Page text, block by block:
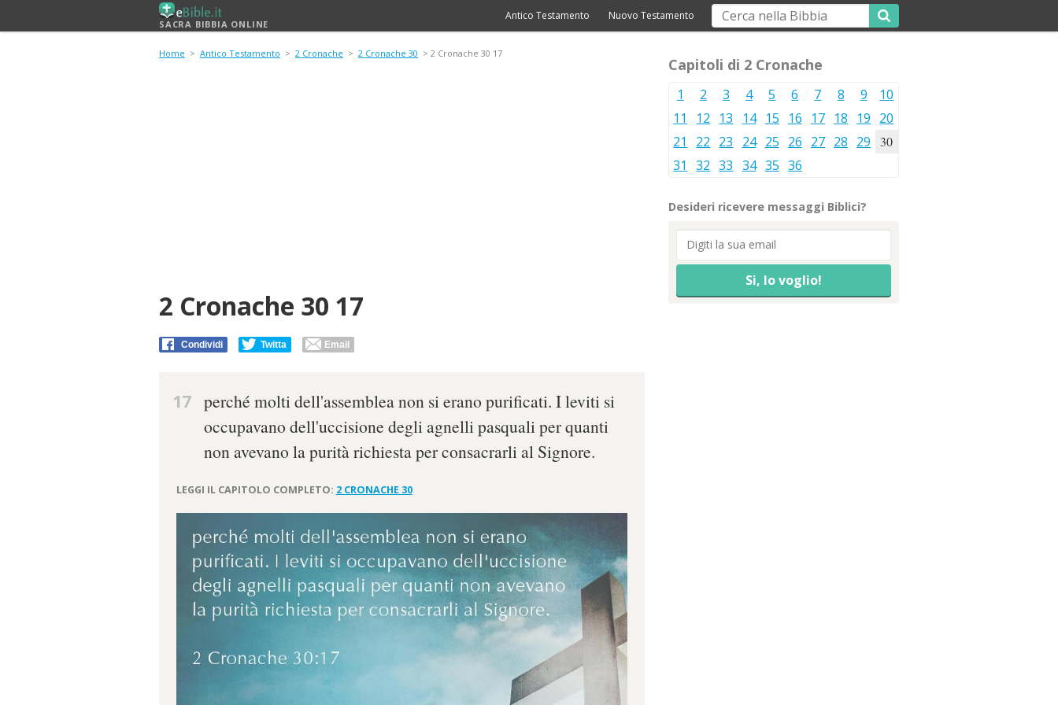
SACRA BIBBIA ONLINE
Antico Testamento Nuovo Testamento
Home > Antico Testamento > 2 Cronache > 2 Cronache 30 > 2 Cronache 30 17
2 Cronache 30 17
Condividi Twitta Email
17 perché molti dell'assemblea non si erano purificati. I leviti si
occupavano dell'uccisione degli agnelli pasquali per quanti
non avevano la purità richiesta per consacrarli al Signore.
LEGGI IL CAPITOLO COMPLETO: 2 CRONACHE 30
Capitoli di 2 Cronache
1 2 3 4 5 6 7 8 9
10
11
12 13 14 15 16 17 18 19 20
21
22 23 24 25 26 27 28 29 30
31 32 33 34 35 36
Desideri ricevere messaggi Biblici?